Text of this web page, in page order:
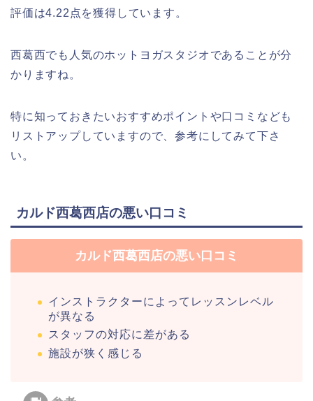
評価は4.22点を獲得しています。
西葛西でも人気のホットヨガスタジオであることが分
かりますね。
特に知っておきたいおすすめポイントや口コミなども
リストアップしていますので、参考にしてみて下さ
い。
カルド西葛西店の悪い口コミ
カルド西葛西店の悪い口コミ
インストラクターによってレッスンレベル
が異なる
スタッフの対応に差がある
施設が狭く感じる